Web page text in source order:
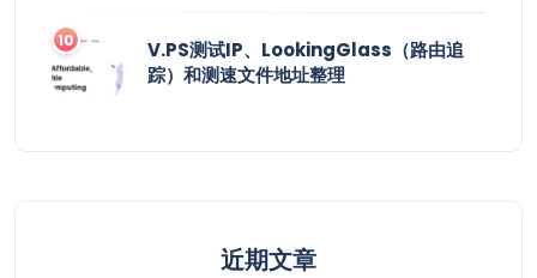
V.PS测试IP、LookingGlass（路由追
踪）和测速文件地址整理
近期文章